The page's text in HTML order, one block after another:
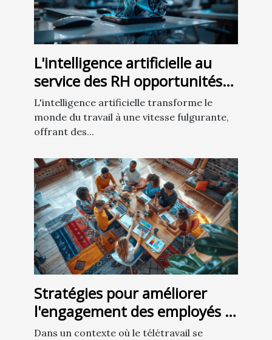
L'intelligence artificielle au
service des RH opportunités
et défis pour les entreprises
modernes
L'intelligence artificielle transforme le
monde du travail à une vitesse fulgurante,
offrant des...
Stratégies pour améliorer
l'engagement des employés à
distance
Dans un contexte où le télétravail se